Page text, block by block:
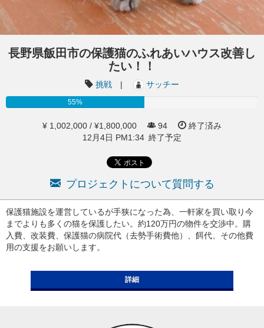
長野県飯田市の保護猫のふれあいハウス改善し
たい！！
挑戦 | サッチー
55%
¥ 1,002,000 / ¥1,800,000 94
終了済み
12月4日 PM1:34 終了予定
プロジェクトについて質問する
保護猫施設を運営しているが手狭になった為、一軒家を買い取り今
までよりも多くの猫を保護したい。約120万円の物件を交渉中。購
入費、改装費、保護猫の病院代（去勢手術費他）、餌代、その他費
用の支援をお願いします。
詳細